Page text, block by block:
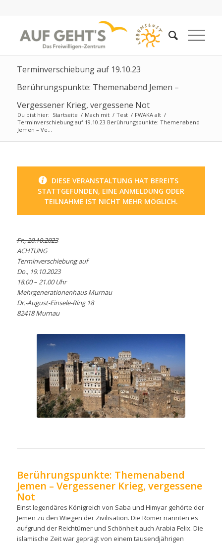
Terminverschiebung auf 19.10.23
Berührungspunkte: Themenabend Jemen –
Vergessener Krieg, vergessene Not
Du bist hier: Startseite / Mach mit / Test / FWAKA alt /
Terminverschiebung auf 19.10.23 Berührungspunkte: Themenabend
Jemen – Ve...
DIESE VERANSTALTUNG HAT BEREITS
STATTGEFUNDEN, EINE ANMELDUNG ODER
TEILNAHME IST NICHT MEHR MÖGLICH.
Fr., 20.10.2023
ACHTUNG
Terminverschiebung auf
Do., 19.10.2023
18.00 – 21.00 Uhr
Mehrgenerationenhaus Murnau
Dr.-August-Einsele-Ring 18
82418 Murnau
Berührungspunkte: Themenabend
Jemen – Vergessener Krieg, vergessene
Not
Einst legendäres Königreich von Saba und Himyar gehörte der
Jemen zu den Wiegen der Zivilisation. Die Römer nannten es
aufgrund der Reichtümer und Schönheit auch Arabia Felix. Die
islamische Zeit war geprägt von einem tausendjährigen